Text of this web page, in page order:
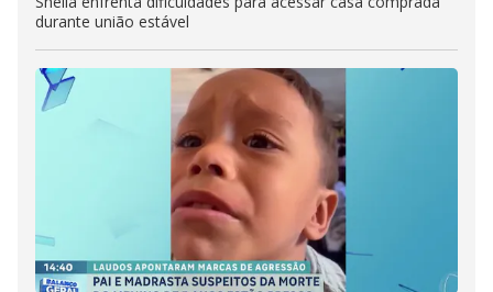
durante união estável